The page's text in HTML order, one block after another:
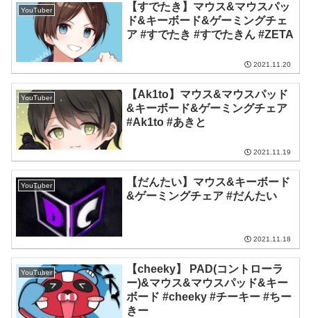
YouTuber
【すでたき】マウス&マウスパッ
ド&キーボード&ゲーミングチェ
ア #すでたき #すでたきん #ZETA
2021.11.20
YouTuber
【Ak1to】マウス&マウスパッド
&キーボード&ゲーミングチェア
#Ak1to #あきと
2021.11.19
YouTuber
【だんたい】マウス&キーボード
&ゲーミングチェア #だんたい
2021.11.18
YouTuber
【cheeky】 PAD(コントローラ
ー)&マウス&マウスパッド&キー
ボード #cheeky #チーキー #ちー
きー